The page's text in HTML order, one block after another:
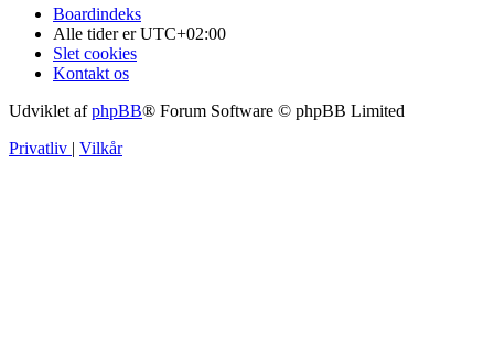
Boardindeks
Alle tider erUTC+02:00
Slet cookies
Kontakt os
Udviklet afphpBB® Forum Software © phpBB Limited
Privatliv | Vilkår